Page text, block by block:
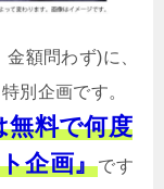
額問わず)に、
別企画です。
無料で何度
企画』です